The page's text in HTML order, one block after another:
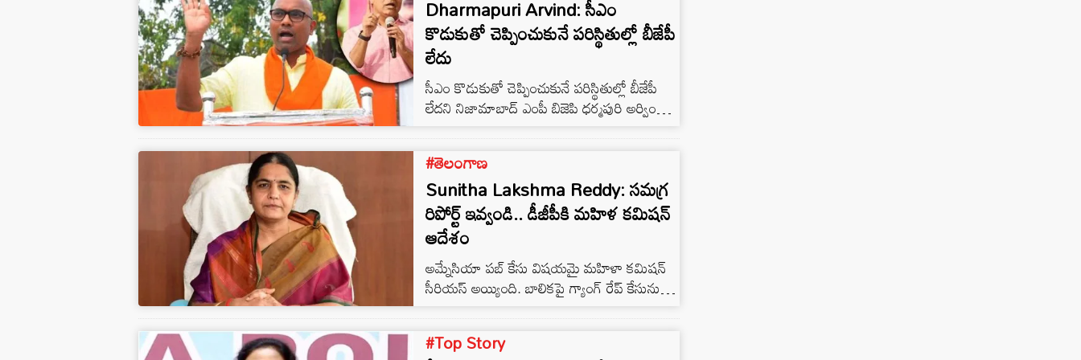
Dharmapuri Arvind: సీఎం
కొడుకుతో చెప్పించుకునే పరిస్థితుల్లో బీజేపీ
లేదు
సీఎం కొడుకుతో చెప్పించుకునే పరిస్థితుల్లో బీజేపీ
లేదని నిజామాబాద్ ఎంపీ బిజెపి ధర్మపురి అర్వింద్
సస్పెండ్ ఎవర్ని చేయాలో.. ఎవరకి బాధ్యతలు
ఇవ్వాలో బీజేపీ నాయకత్వానికి తెలుసని నిప్పులు
చెరిగారు. తెలంగాణలో అత్యాచారాలపై ప్రభుత్వం
పెద్దలు ఏమి సమాధానం చెప్తారు? అని ప్ర‌శ్నించారు.
కేంద్రం ఇస్తోన్న ఉచిత రేషన్ బియ్యాన్ని ముఖ్యమంత్రి
కొడుకు బ్లాక్ మార్కెట్ చేసుకుంటున్నాడని
విమ‌ర్శించారు. గ్రూప్ వన్ పరీక్షలో ఉర్థూ…
#తెలంగాణ
Sunitha Lakshma Reddy: సమగ్ర
రిపోర్ట్ ఇవ్వండి.. డీజీపీకి మహిళ కమిషన్
ఆదేశం
అమ్నేసియా పబ్ కేసు విషయమై మహిళా కమిషన్
సీరియస్ అయ్యింది. బాలికపై గ్యాంగ్ రేప్ కేసును
జారీ చేసింది. కేసు రిపోర్ట్ చూసిన తరువాత తదుపరి
#Top Story